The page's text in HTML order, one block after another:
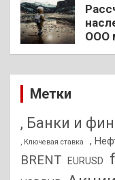
ООО
Метки
, Банки и
, Ключевая ставка ,
BRENT EURUSD